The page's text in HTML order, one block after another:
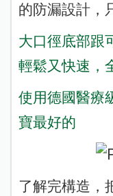
的防漏設計，
大口徑底部跟
輕鬆又快速，
使用德國醫療
寶最好的
了解完構造，